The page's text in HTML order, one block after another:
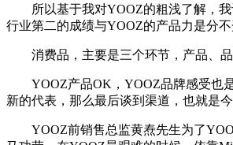
所以基于我对YOOZ的粗浅了解，
行业第二的成绩与YOOZ的产品力是分不
消费品，主要是三个环节，产品、品
YOOZ产品OK，YOOZ品牌感受也
新的代表，那么最后谈到渠道，也就是今
YOOZ前销售总监黄焘先生为了